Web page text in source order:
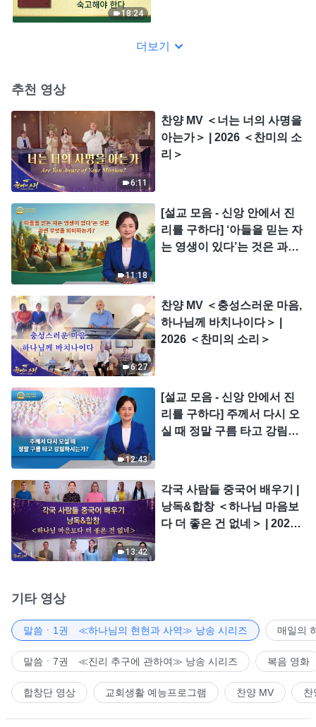
18:24
더보기
추천 영상
6:11
찬양 MV ＜너는 너의 사명을
아는가＞ | 2026 ＜찬미의 소
리＞
11:18
[설교 모음 - 신앙 안에서 진
리를 구하다] ‘아들을 믿는 자
는 영생이 있다’는 것은 과연
6:27
찬양 MV ＜충성스러운 마음,
하나님께 바치나이다＞ |
2026 ＜찬미의 소리＞
12:43
[설교 모음 - 신앙 안에서 진
리를 구하다] 주께서 다시 오
실 때 정말 구름 타고 강림하
13:42
각국 사람들 중국어 배우기 |
낭독&합창 ＜하나님 마음보
다 더 좋은 건 없네＞ | 2026
기타 영상
말씀ㆍ1권 ≪하나님의 현현과 사역≫ 낭송 시리즈 매일의
말씀ㆍ7권 ≪진리 추구에 관하여≫ 낭송 시리즈 복음 영화
합창단 영상 교회생활 예능프로그램 찬양 MV 찬